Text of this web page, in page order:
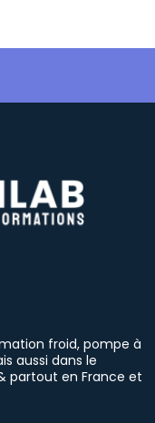
froid, pompe à
aussi dans le
partout en France et